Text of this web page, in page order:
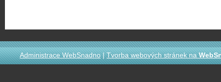
Administrace WebSnadno|Tvorba webových stránek na